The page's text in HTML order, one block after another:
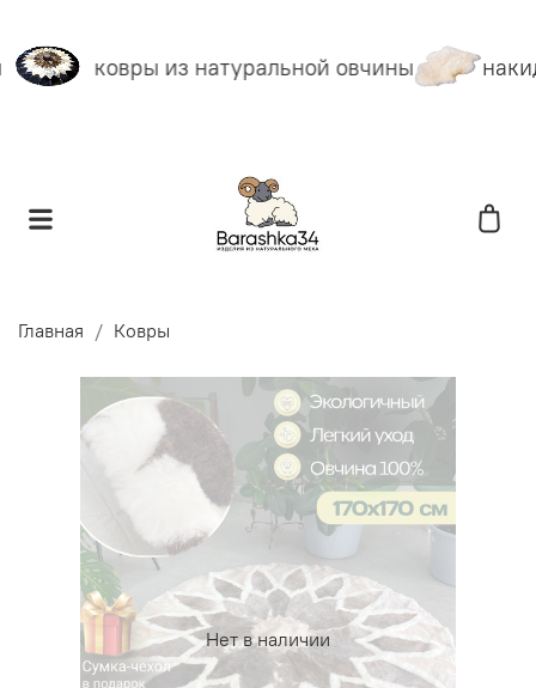
ковры из натуральной овчины
Главная Ковры
Нет в наличии